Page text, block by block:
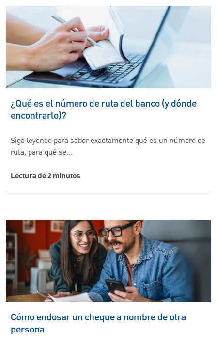
¿Qué es el número de ruta del banco (y dónde
encontrarlo)?
Siga leyendo para saber exactamente qué es un número de
ruta, para qué se…
Lectura de 2 minutos
Cómo endosar un cheque a nombre de otra
persona